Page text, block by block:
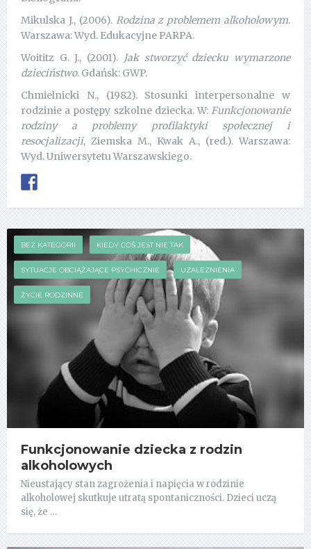
Mikulska J., (2006). Rodzina z problemem alkoholowym.
Warszawa: Wyd. Edukacyjne PARPA.
Woititz G. J., (2001). Jak stworzyć dziecku wymarzone
dzieciństwo. Gdańsk: GWP.
Chmielnicki N., (1982). Stosunki interpersonalne w
rodzinie a postępy szkolne dziecka. W: Funkcjonowanie
rodziny a problemy profilaktyki społecznej i
resocjalizacji, Ziemska M., Kwak A., (red.). Warszawa:
Wyd. Uniwersytetu Warszawskiego.
BEZ KATEGORII KIEDY COŚ JEST NIE TAK
SYTUACJE OBCIĄŻAJĄCE PSYCHICZNIE UZALEZNIENIA
ŻYCIE RODZINNE
Funkcjonowanie dziecka z rodzin
alkoholowych
Nieustający stan zagrożenia i napięcia w rodzinie
alkoholowej skutkuje utratą spontaniczności. Dzieci uczą
się, że …